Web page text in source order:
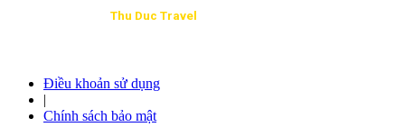
Thu Duc Travel
Điều khoản sử dụng
|
Chính sách bảo mật